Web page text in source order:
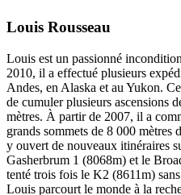
Louis Rousseau
Louis est un passionné
2010, il a effectué plusieurs
Andes, en Alaska et au Yukon.
de cumuler plusieurs ascensions
mètres. À partir de 2007, il a
grands sommets de 8 000 mètres
y ouvert de nouveaux itinéraires
Gasherbrum 1 (8068m) et le
tenté trois fois le K2 (8611m)
Louis parcourt le monde à la